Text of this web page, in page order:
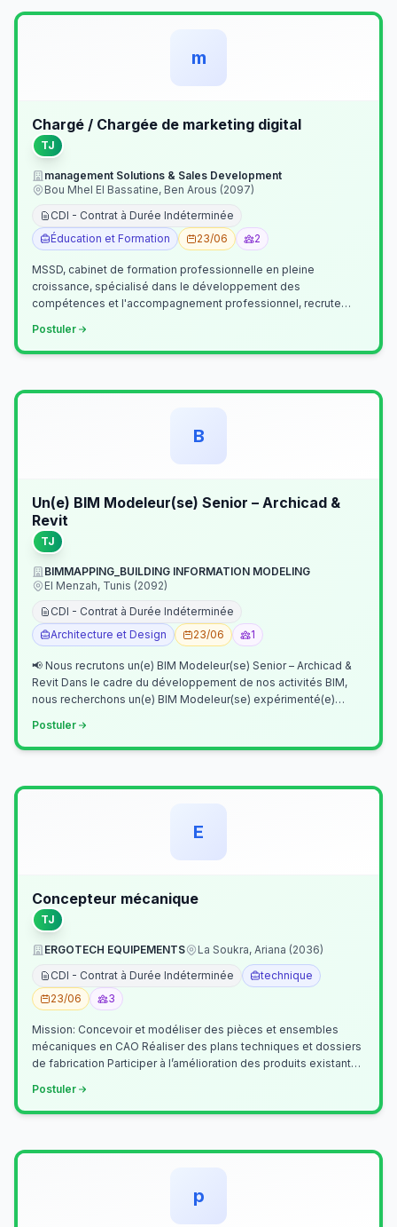
m
Chargé / Chargée de marketing digital
TJ
management Solutions & Sales Development
Bou Mhel El Bassatine, Ben Arous (2097)
CDI - Contrat à Durée Indéterminée
Éducation et Formation
23/06 2
MSSD, cabinet de formation professionnelle en pleine
croissance, spécialisé dans le développement des
compétences et l'accompagnement professionnel, recrute
Postuler
B
Un(e) BIM Modeleur(se) Senior – Archicad &
Revit
TJ
BIMMAPPING_BUILDING INFORMATION MODELING
El Menzah, Tunis (2092)
CDI - Contrat à Durée Indéterminée
Architecture et Design
23/06 1
📢 Nous recrutons un(e) BIM Modeleur(se) Senior – Archicad &
Revit Dans le cadre du développement de nos activités BIM,
nous recherchons un(e) BIM Modeleur(se) expérimenté(e)
Postuler
E
Concepteur mécanique
TJ
ERGOTECH EQUIPEMENTS
La Soukra, Ariana (2036)
CDI - Contrat à Durée Indéterminée
technique
23/06
3
Mission: Concevoir et modéliser des pièces et ensembles
mécaniques en CAO Réaliser des plans techniques et dossiers
de fabrication Participer à l’amélioration des produits existants
Postuler
p